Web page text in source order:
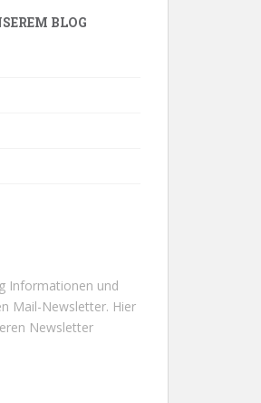
BLOG
Informationen und
Mail-Newsletter. Hier
Newsletter